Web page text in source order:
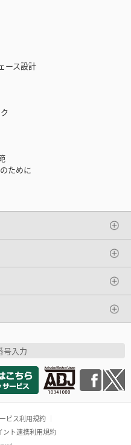
ース設計
ために
号入力
ビス利用規約
ント連携利用規約